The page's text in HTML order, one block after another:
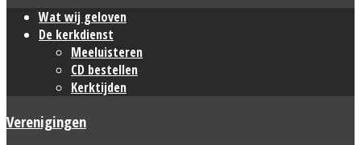
Wat wij geloven
De kerkdienst
Meeluisteren
CD bestellen
Kerktijden
Verenigingen